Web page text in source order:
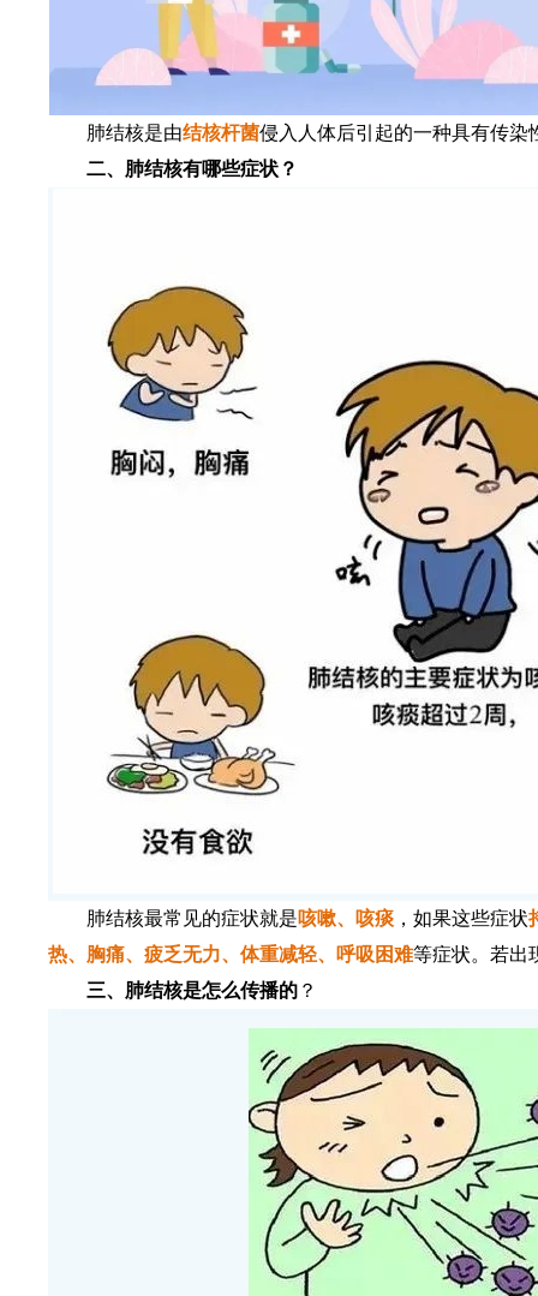
肺结核是由结核杆菌侵入人体后引起的一种具有传染
二、肺结核有哪些症状？
肺结核最常见的症状就是咳嗽、咳痰 ，如果这些症状
热、胸痛、疲乏无力、体重减轻、呼吸困难等症状。若出
三、肺结核是怎么传播的 ？